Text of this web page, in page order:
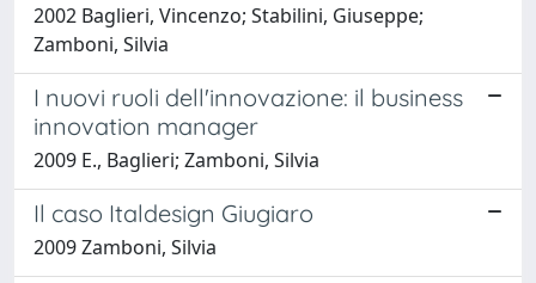
2002 Baglieri, Vincenzo; Stabilini, Giuseppe;
Zamboni, Silvia
I nuovi ruoli dell'innovazione: il business
innovation manager
2009 E., Baglieri; Zamboni, Silvia
Il caso Italdesign Giugiaro
2009 Zamboni, Silvia